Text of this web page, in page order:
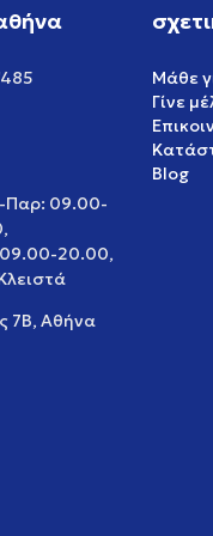
Παρ: 09.00-
20.00,
7Β, Αθήνα
Μάθε
Γίνε
Blog